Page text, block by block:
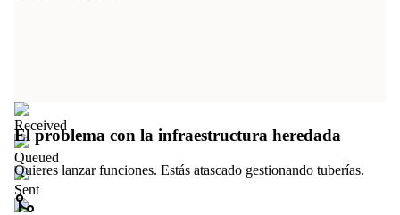
Received
Queued
Sent
El problema con la infraestructura heredada
Quieres lanzar funciones. Estás atascado gestionando tuberías.